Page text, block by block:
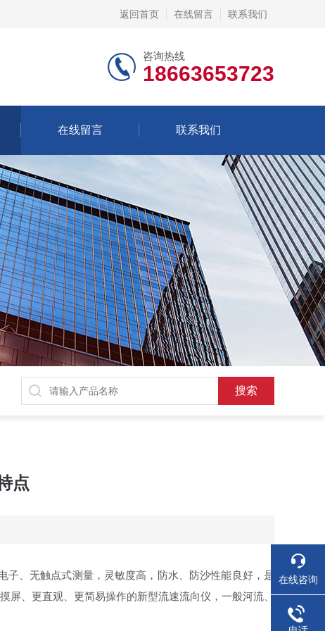
返回首页 在线留言 联系我们
咨询热线
18663653723
在线留言 联系我们
点
、无触点式测量，灵敏度高，防水、防沙性能良好，是
屏、更直观、更简易操作的新型流速流向仪，一般河流、
在线咨询